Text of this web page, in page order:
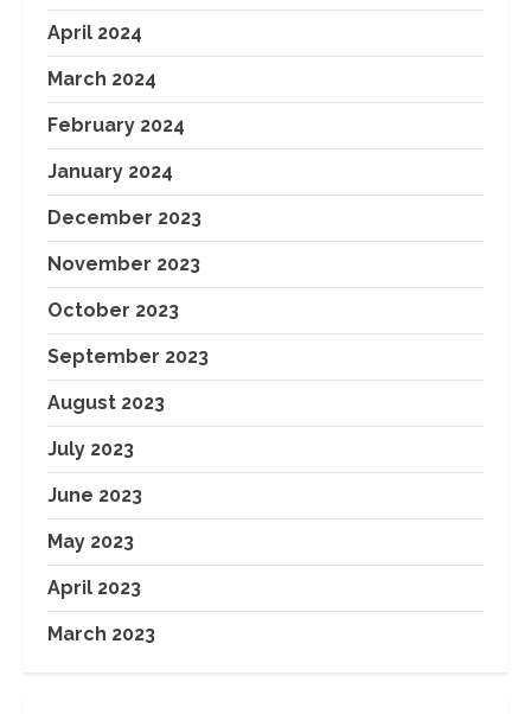
April 2024
March 2024
February 2024
January 2024
December 2023
November 2023
October 2023
September 2023
August 2023
July 2023
June 2023
May 2023
April 2023
March 2023